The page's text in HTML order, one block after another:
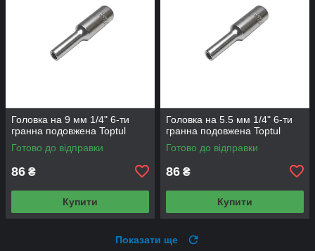
Головка на 9 мм 1/4" 6-ти
гранна подовжена Toptul
Готово до відправки
86 ₴
Купити
Головка на 5.5 мм 1/4" 6-ти
гранна подовжена Toptul
Готово до відправки
86 ₴
Купити
Показати ще